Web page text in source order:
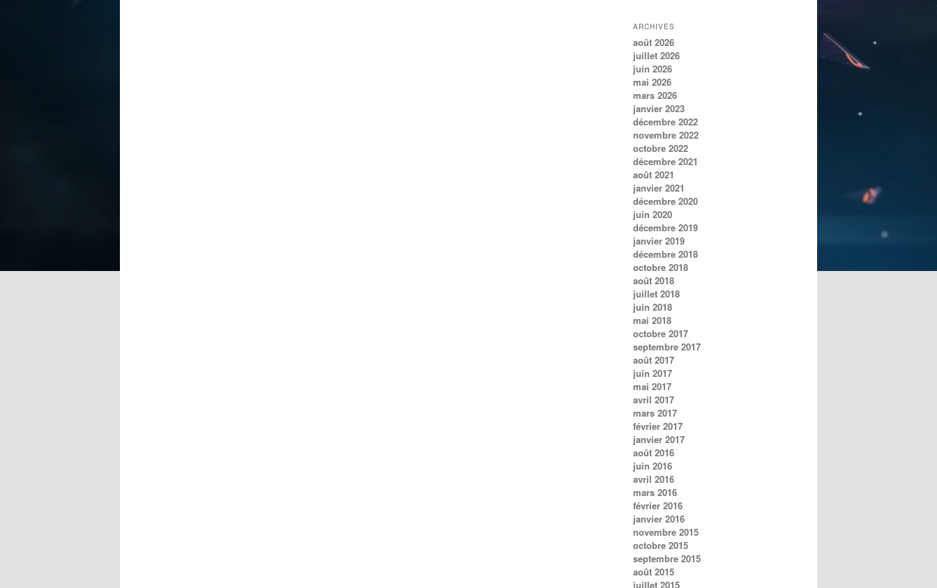
ARCHIVES
août 2026
juillet 2026
juin 2026
mai 2026
mars 2026
janvier 2023
décembre 2022
novembre 2022
octobre 2022
décembre 2021
août 2021
janvier 2021
décembre 2020
juin 2020
décembre 2019
janvier 2019
décembre 2018
octobre 2018
août 2018
juillet 2018
juin 2018
mai 2018
octobre 2017
septembre 2017
août 2017
juin 2017
mai 2017
avril 2017
mars 2017
février 2017
janvier 2017
août 2016
juin 2016
avril 2016
mars 2016
février 2016
janvier 2016
novembre 2015
octobre 2015
septembre 2015
août 2015
juillet 2015